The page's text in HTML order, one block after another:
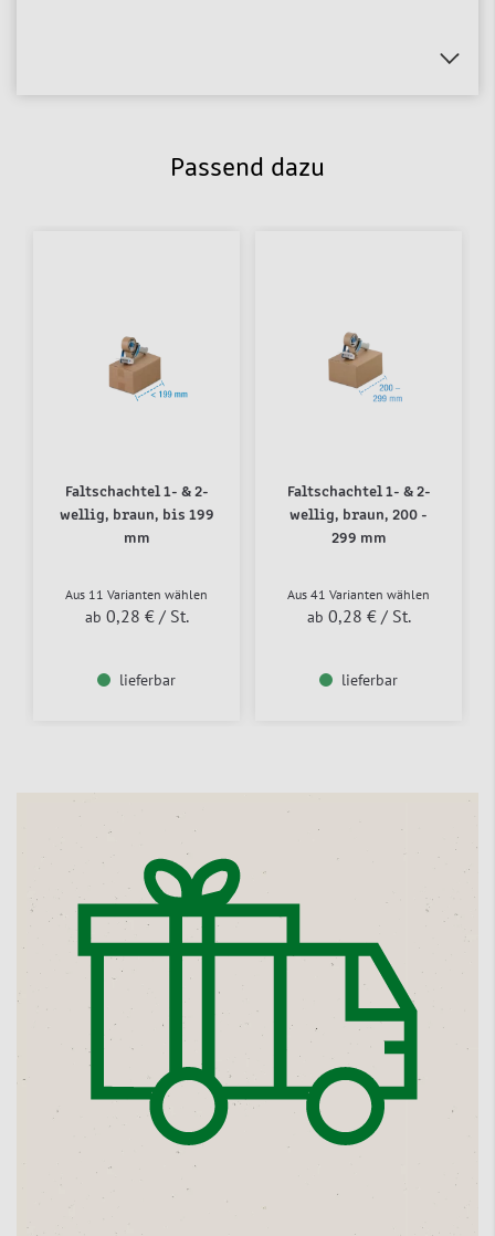
Passend dazu
Faltschachtel 1- & 2-
wellig, braun, bis 199
mm
Aus 11 Varianten wählen
ab 0,28 € / St.
lieferbar
Faltschachtel 1- & 2-
wellig, braun, 200 -
299 mm
Aus 41 Varianten wählen
ab 0,28 € / St.
lieferbar